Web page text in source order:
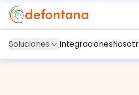
Soluciones Integraciones